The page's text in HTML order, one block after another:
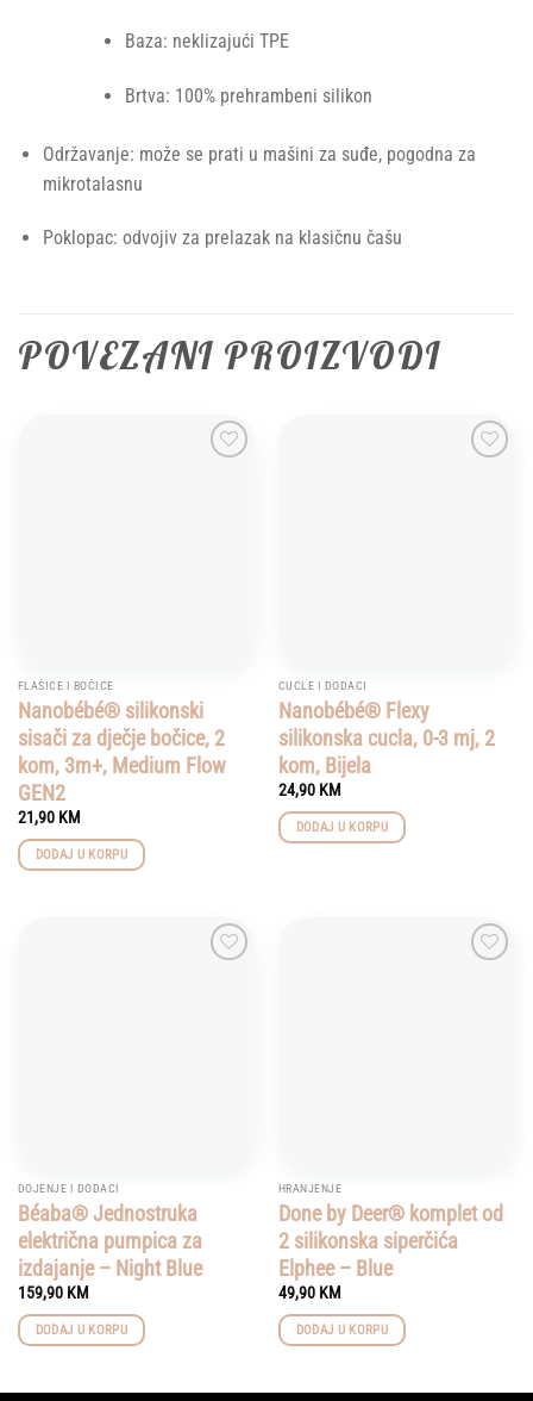
Baza: neklizajući TPE
Brtva: 100% prehrambeni silikon
Održavanje: može se prati u mašini za suđe, pogodna za
mikrotalasnu
Poklopac: odvojiv za prelazak na klasičnu čašu
POVEZANI PROIZVODI
FLAŠICE I BOČICE
Nanobébé® silikonski
sisači za dječje bočice, 2
kom, 3m+, Medium Flow
GEN2
21,90 KM
DODAJ U KORPU
CUCLE I DODACI
Nanobébé® Flexy
silikonska cucla, 0-3 mj, 2
kom, Bijela
24,90 KM
DODAJ U KORPU
DOJENJE I DODACI
Béaba® Jednostruka
električna pumpica za
izdajanje – Night Blue
159,90 KM
DODAJ U KORPU
HRANJENJE
Done by Deer® komplet od
2 silikonska siperčića
Elphee – Blue
49,90 KM
DODAJ U KORPU